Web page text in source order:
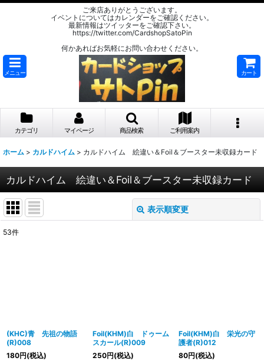
ご来店ありがとうございます。
イベントについてはカレンダーをご確認ください。
最新情報はツイッターをご確認下さい。
https://twitter.com/CardshopSatoPin
何かあればお気軽にお問い合わせください。
メニュー カート
カテゴリ マイページ 商品検索 ご利用案内
ホーム > カルドハイム > カルドハイム 絵違い＆Foil＆ブースター未収録カード
カルドハイム 絵違い＆Foil＆ブースター未収録カード
表示順変更
53件
(KHC)青 先祖の物語
(R)008
180円(税込)
Foil(KHM)白 ドゥーム
スカール(R)009
250円(税込)
Foil(KHM)白 栄光の守
護者(R)012
80円(税込)